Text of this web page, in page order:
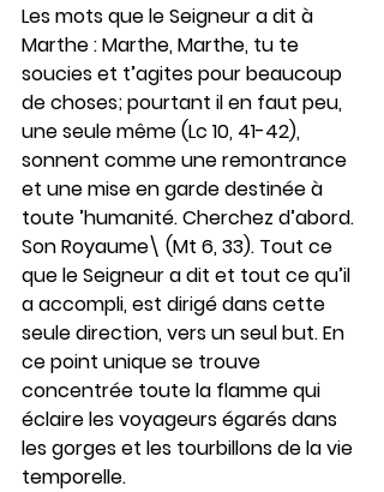
Les mots que le Seigneur a dit à
Marthe : Marthe, Marthe, tu te
soucies et t’agites pour beaucoup
de choses; pourtant il en faut peu,
une seule même (Lc 10, 41-42),
sonnent comme une remontrance
et une mise en garde destinée à
toute ’humanité. Cherchez d’abord.
Son Royaume\ (Mt 6, 33). Tout ce
que le Seigneur a dit et tout ce qu’il
a accompli, est dirigé dans cette
seule direction, vers un seul but. En
ce point unique se trouve
concentrée toute la flamme qui
éclaire les voyageurs égarés dans
les gorges et les tourbillons de la vie
temporelle.